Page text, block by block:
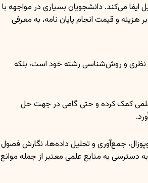
می‌کند. دانشجویان بسیاری در مواجهه با
و قیمت انجام پایان نامه، به معرفی
نظری و روش‌شناسی رشته خود است، بلکه
علمی کمک کرده و حتی گامی در جهت حل
جمع‌آوری و تحلیل داده‌ها، نگارش فصول
به منابع علمی معتبر از جمله موانع